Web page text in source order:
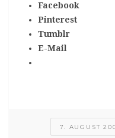
Facebook
Pinterest
Tumblr
E-Mail
7. AUGUST